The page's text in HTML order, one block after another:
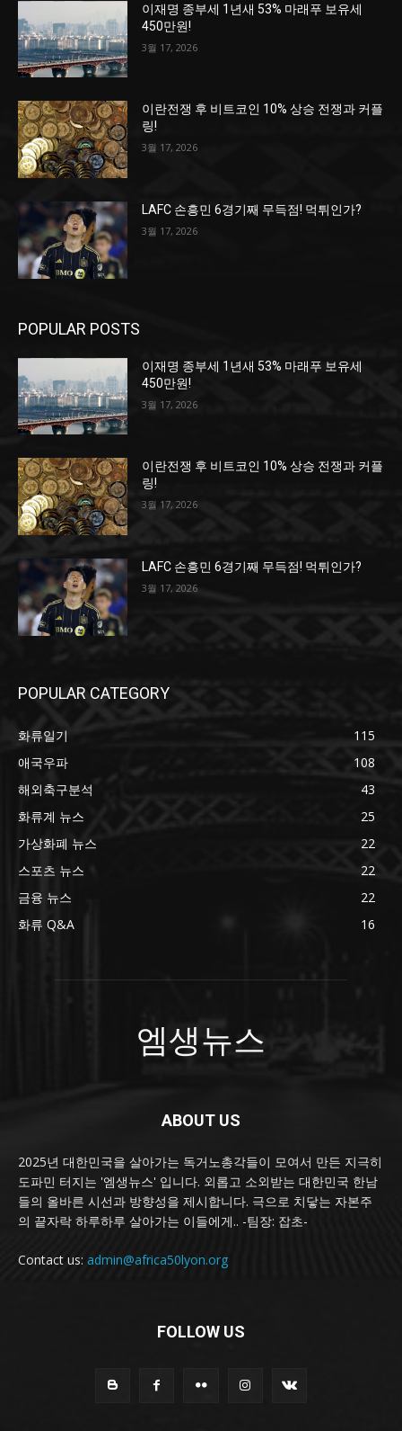
이재명 종부세 1년새 53% 마래푸 보유세
450만원!
3월 17, 2026
이란전쟁 후 비트코인 10% 상승 전쟁과 커플
링!
3월 17, 2026
LAFC 손흥민 6경기째 무득점! 먹튀인가?
3월 17, 2026
POPULAR POSTS
이재명 종부세 1년새 53% 마래푸 보유세
450만원!
3월 17, 2026
이란전쟁 후 비트코인 10% 상승 전쟁과 커플
링!
3월 17, 2026
LAFC 손흥민 6경기째 무득점! 먹튀인가?
3월 17, 2026
POPULAR CATEGORY
화류일기
115
애국우파
108
해외축구분석
43
화류계 뉴스
25
가상화폐 뉴스
22
스포츠 뉴스
22
금융 뉴스
22
화류 Q&A
16
엠생뉴스
ABOUT US
2025년 대한민국을 살아가는 독거노총각들이 모여서 만든 지극히
도파민 터지는 '엠생뉴스' 입니다. 외롭고 소외받는 대한민국 한남
들의 올바른 시선과 방향성을 제시합니다. 극으로 치닿는 자본주
의 끝자락 하루하루 살아가는 이들에게.. -팀장: 잡초-
Contact us: admin@africa50lyon.org
FOLLOW US